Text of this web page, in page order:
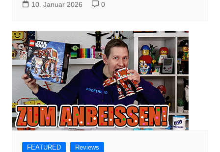
10. Januar 2026 0
FEATURED Reviews